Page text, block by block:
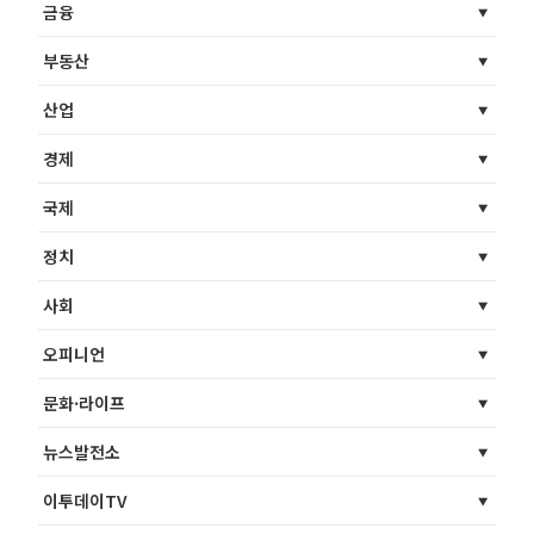
금융
부동산
산업
경제
국제
정치
사회
오피니언
문화·라이프
뉴스발전소
이투데이TV